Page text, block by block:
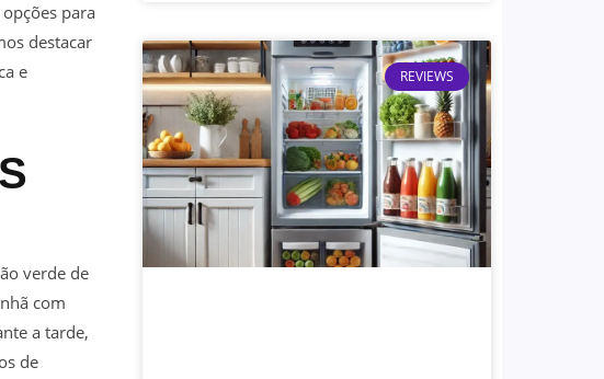
para
destacar
e
verde de
com
a tarde,
de
REVIEWS